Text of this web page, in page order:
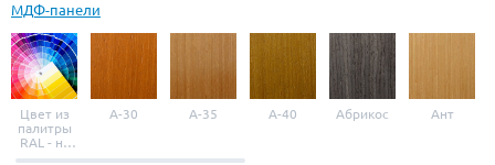
МДФ-панели
Цвет из
палитры
RAL - на
выбор
A-30 A-35 A-40 Абрикос Ант